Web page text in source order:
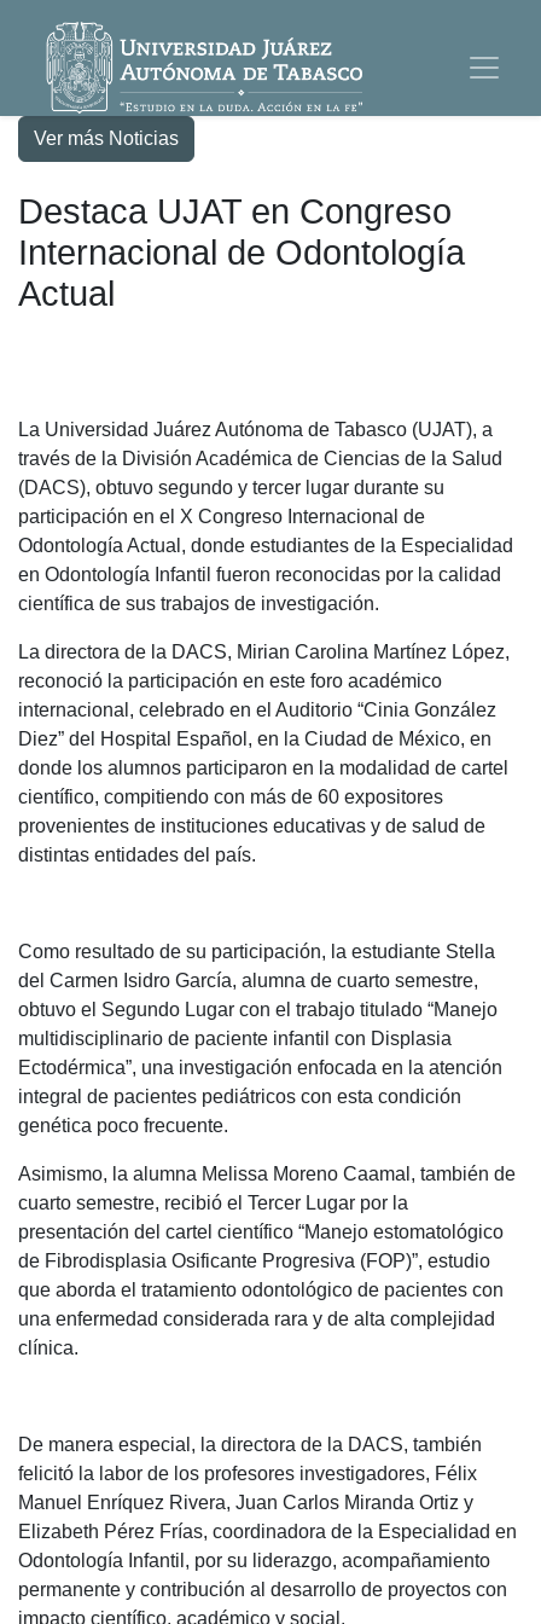
Ver más Noticias
Destaca UJAT en Congreso
Internacional de Odontología
Actual
La Universidad Juárez Autónoma de Tabasco (UJAT), a
través de la División Académica de Ciencias de la Salud
(DACS), obtuvo segundo y tercer lugar durante su
participación en el X Congreso Internacional de
Odontología Actual, donde estudiantes de la Especialidad
en Odontología Infantil fueron reconocidas por la calidad
científica de sus trabajos de investigación.
La directora de la DACS, Mirian Carolina Martínez López,
reconoció la participación en este foro académico
internacional, celebrado en el Auditorio “Cinia González
Diez” del Hospital Español, en la Ciudad de México, en
donde los alumnos participaron en la modalidad de cartel
científico, compitiendo con más de 60 expositores
provenientes de instituciones educativas y de salud de
distintas entidades del país.
Como resultado de su participación, la estudiante Stella
del Carmen Isidro García, alumna de cuarto semestre,
obtuvo el Segundo Lugar con el trabajo titulado “Manejo
multidisciplinario de paciente infantil con Displasia
Ectodérmica”, una investigación enfocada en la atención
integral de pacientes pediátricos con esta condición
genética poco frecuente.
Asimismo, la alumna Melissa Moreno Caamal, también de
cuarto semestre, recibió el Tercer Lugar por la
presentación del cartel científico “Manejo estomatológico
de Fibrodisplasia Osificante Progresiva (FOP)”, estudio
que aborda el tratamiento odontológico de pacientes con
una enfermedad considerada rara y de alta complejidad
clínica.
De manera especial, la directora de la DACS, también
felicitó la labor de los profesores investigadores, Félix
Manuel Enríquez Rivera, Juan Carlos Miranda Ortiz y
Elizabeth Pérez Frías, coordinadora de la Especialidad en
Odontología Infantil, por su liderazgo, acompañamiento
permanente y contribución al desarrollo de proyectos con
impacto científico, académico y social.